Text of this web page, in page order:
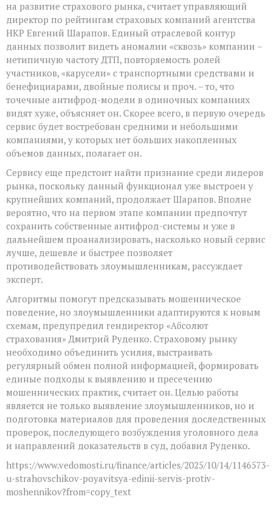
на развитие страхового рынка, считает управляющий
директор по рейтингам страховых компаний агентства
НКР Евгений Шарапов. Единый отраслевой контур
данных позволит видеть аномалии «сквозь» компании –
нетипичную частоту ДТП, повторяемость ролей
участников, «карусели» с транспортными средствами и
бенефициарами, двойные полисы и проч. – то, что
точечные антифрод-модели в одиночных компаниях
видят хуже, объясняет он. Скорее всего, в первую очередь
сервис будет востребован средними и небольшими
компаниями, у которых нет больших накопленных
объемов данных, полагает он.
Сервису еще предстоит найти признание среди лидеров
рынка, поскольку данный функционал уже выстроен у
крупнейших компаний, продолжает Шарапов. Вполне
вероятно, что на первом этапе компании предпочтут
сохранить собственные антифрод-системы и уже в
дальнейшем проанализировать, насколько новый сервис
лучше, дешевле и быстрее позволяет
противодействовать злоумышленникам, рассуждает
эксперт.
Алгоритмы помогут предсказывать мошенническое
поведение, но злоумышленники адаптируются к новым
схемам, предупредил гендиректор «Абсолют
страхования» Дмитрий Руденко. Страховому рынку
необходимо объединить усилия, выстраивать
регулярный обмен полной информацией, формировать
единые подходы к выявлению и пресечению
мошеннических практик, считает он. Целью работы
является не только выявление злоумышленников, но и
подготовка материалов для проведения доследственных
проверок, последующего возбуждения уголовного дела
и направлений доказательств в суд, добавил Руденко.
https://www.vedomosti.ru/finance/articles/2025/10/14/1146573-
u-strahovschikov-poyavitsya-edinii-servis-protiv-
moshennikov?from=copy_text